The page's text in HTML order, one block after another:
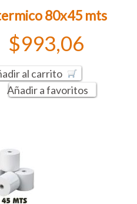
80x45 mts
$993,06
al carrito
Añadir a favoritos